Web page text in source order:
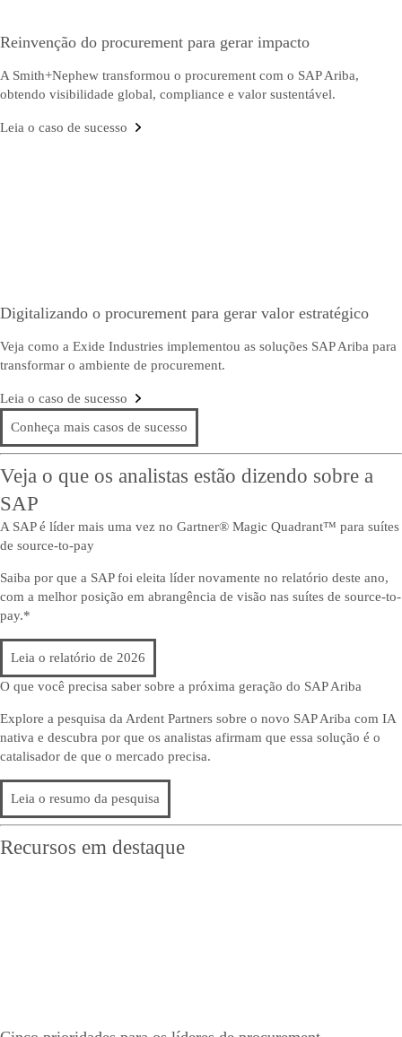
Reinvenção do procurement para gerar impacto
A Smith+Nephew transformou o procurement com o SAP Ariba,
obtendo visibilidade global, compliance e valor sustentável.
Leia o caso de sucesso
Digitalizando o procurement para gerar valor estratégico
Veja como a Exide Industries implementou as soluções SAP Ariba para
transformar o ambiente de procurement.
Leia o caso de sucesso
Conheça mais casos de sucesso
Veja o que os analistas estão dizendo sobre a
SAP
A SAP é líder mais uma vez no Gartner® Magic Quadrant™ para suítes
de source-to-pay
Saiba por que a SAP foi eleita líder novamente no relatório deste ano,
com a melhor posição em abrangência de visão nas suítes de source-to-
pay.*
Leia o relatório de 2026
O que você precisa saber sobre a próxima geração do SAP Ariba
Explore a pesquisa da Ardent Partners sobre o novo SAP Ariba com IA
nativa e descubra por que os analistas afirmam que essa solução é o
catalisador de que o mercado precisa.
Leia o resumo da pesquisa
Recursos em destaque